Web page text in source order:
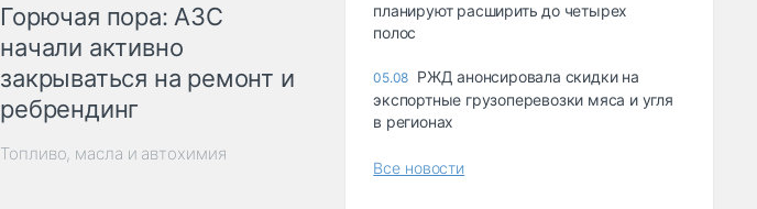
Горючая пора: АЗС
начали активно
закрываться на ремонт и
ребрендинг
Топливо, масла и автохимия
планируют расширить до четырех
полос
05.08 РЖД анонсировала скидки на
экспортные грузоперевозки мяса и угля
в регионах
Все новости